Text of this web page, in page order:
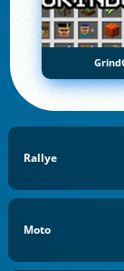
Rallye
Moto